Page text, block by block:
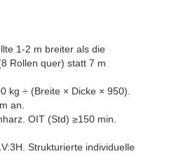
1-2 m breiter als die
Rollen quer) statt 7 m
kg ÷ (Breite × Dicke × 950).
an.
OIT (Std) ≥150 min.
Strukturierte individuelle